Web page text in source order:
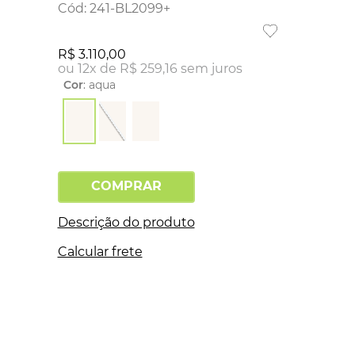
: 241-BL2099+
R$ 3.110,00
ou 12x de R$ 259,16 sem juros
Cor: aqua
COMPRAR
Descrição do produto
Calcular frete